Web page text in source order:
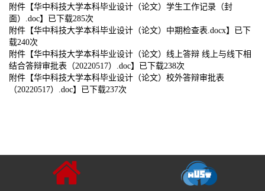
附件【华中科技大学本科毕业设计（论文）学生工作记录（封
面）.doc】已下载285次
附件【华中科技大学本科毕业设计（论文）中期检查表.docx】已下
载240次
附件【华中科技大学本科毕业设计（论文）线上答辩 线上与线下相
结合答辩审批表（20220517）.doc】已下载238次
附件【华中科技大学本科毕业设计（论文）校外答辩审批表
（20220517）.doc】已下载237次